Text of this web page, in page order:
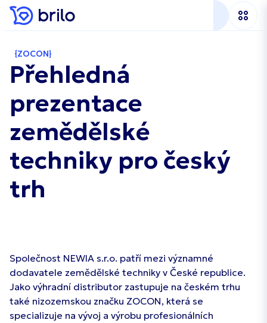
ZOCON
Přehledná
prezentace
zemědělské
techniky pro český
trh
Společnost NEWIA s.r.o. patří mezi významné
dodavatele zemědělské techniky v České republice.
Jako výhradní distributor zastupuje na českém trhu
také nizozemskou značku ZOCON, která se
specializuje na vývoj a výrobu profesionálních